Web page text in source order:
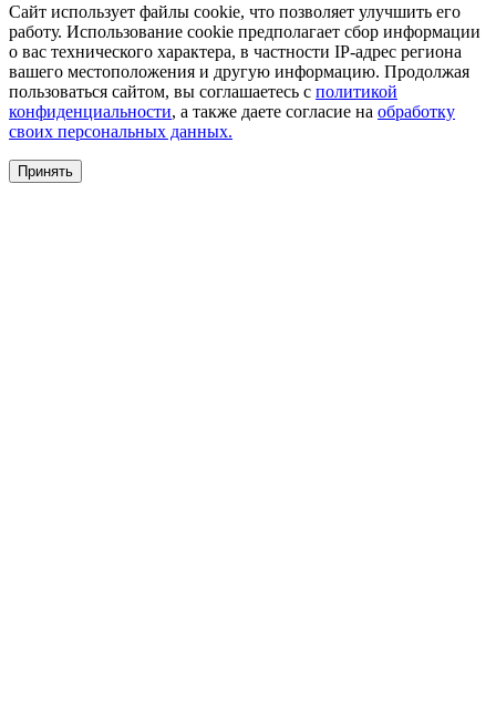
Сайт использует файлы cookie, что позволяет улучшить его
работу. Использование cookie предполагает сбор информации
о вас технического характера, в частности IP-адрес региона
вашего местоположения и другую информацию. Продолжая
пользоваться сайтом, вы соглашаетесь с политикой
конфиденциальности, а также даете согласие на обработку
своих персональных данных.
Принять